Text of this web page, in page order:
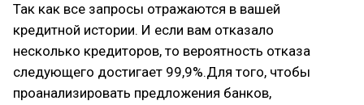
Так как все запросы отражаются в вашей
кредитной истории. И если вам отказало
несколько кредиторов, то вероятность отказа
следующего достигает 99,9%.Для того, чтобы
проанализировать предложения банков,